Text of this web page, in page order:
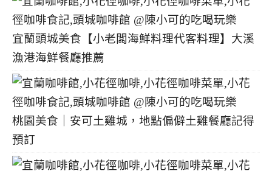
宜蘭頭城美食【小老闆海鮮料理代客料理】大溪
漁港海鮮餐廳推薦
桃園美食｜安可土雞城，地點偏僻土雞餐廳記得
預訂